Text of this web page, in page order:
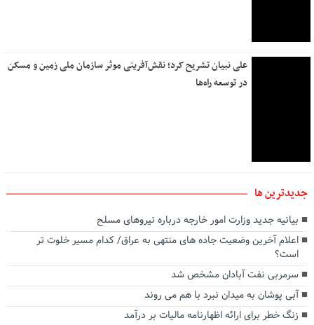
علی نبیان تشریح کرد؛ نقش‌آفرینی موثر سازمان ملی زمین و مسکن
در توسعه راه‌ها
جديدترين ها
بیانیه جدید وزارت امور خارجه درباره نیروهای مسلح
اعلام آخرین وضعیت جاده های منتهی به عراق/ کدام مسیر خلوت تر
است؟
سرمربی نفت آبادان مشخص شد
آبی پوشان به میدان نبرد با هم می روند
زنگ خطر برای ارائه اظهارنامه مالیات بر درآمد